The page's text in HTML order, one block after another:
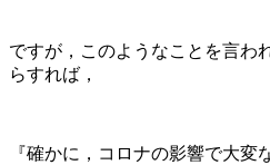
ですが，このようなことを言わ
らすれば，
『確かに，コロナの影響で大